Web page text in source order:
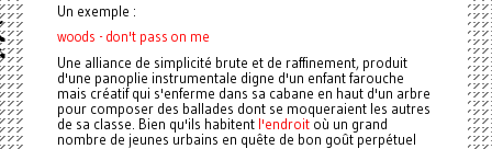
Un exemple :
woods - don't pass on me
Une alliance de simplicité brute et de raffinement, produit
d'une panoplie instrumentale digne d'un enfant farouche
mais créatif qui s'enferme dans sa cabane en haut d'un arbre
pour composer des ballades dont se moqueraient les autres
de sa classe. Bien qu'ils habitent l'endroitoù un grand
nombre de jeunes urbains en quête de bon goût perpétuel